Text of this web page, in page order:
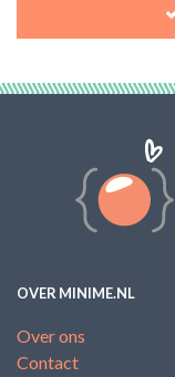
OVER MINIME.NL
Over ons
Contact